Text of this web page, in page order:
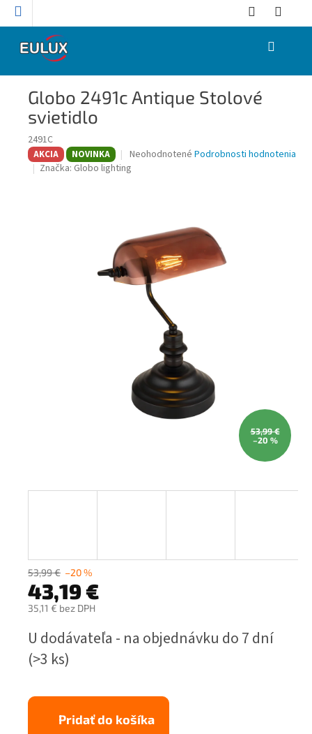
Prejsť
NÁKUPNÝ
Globo 2491c Antique Stolové
svietidlo
2491C
AKCIA NOVINKA
Priemerné
hodnotenie
hviezdičiek.
Neohodnotené Podrobnosti hodnotenia
Značka: Globo lighting
53,99 €
–20 %
53,99 € –20 %
43,19 €
35,11 € bez DPH
cena:
U dodávateľa - na objednávku do 7 dní
(>3 ks)
Pridať do košíka